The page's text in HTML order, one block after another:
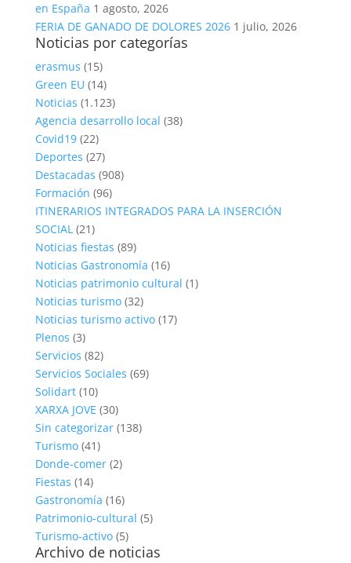
en España 1 agosto, 2026
FERIA DE GANADO DE DOLORES 2026 1 julio, 2026
Noticias por categorías
erasmus (15)
Green EU (14)
Noticias (1.123)
Agencia desarrollo local (38)
Covid19(22)
Deportes (27)
Destacadas (908)
Formación (96)
ITINERARIOS INTEGRADOS PARA LA INSERCIÓN
SOCIAL(21)
Noticias fiestas (89)
Noticias Gastronomía (16)
Noticias patrimonio cultural (1)
Noticias turismo(32)
Noticias turismo activo(17)
Plenos (3)
Servicios (82)
Servicios Sociales (69)
Solidart(10)
XARXA JOVE (30)
Sin categorizar(138)
Turismo(41)
Donde-comer(2)
Fiestas (14)
Gastronomía (16)
Patrimonio-cultural (5)
Turismo-activo(5)
Archivo de noticias